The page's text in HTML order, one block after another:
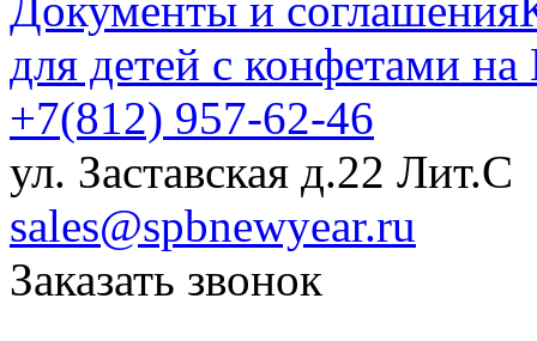
для детей с конфетами
+7(812) 957-62-46
ул. Заставская д.22 Лит.С
sales@spbnewyear.ru
Заказать звонок